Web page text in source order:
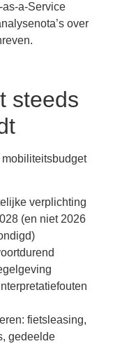
as-a-Service
over
steeds
verplichting
(en niet 2026
fietsleasing,
gedeelde